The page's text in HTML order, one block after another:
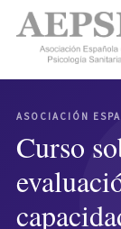
ASOCIACIÓN
Curso